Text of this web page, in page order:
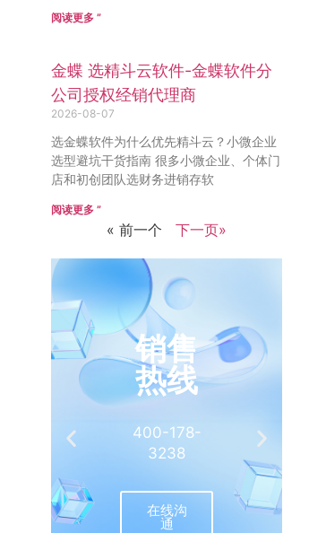
阅读更多 ”
金蝶 选精斗云软件-金蝶软件分
公司授权经销代理商
2026-08-07
选金蝶软件为什么优先精斗云？小微企业
选型避坑干货指南 很多小微企业、个体门
店和初创团队选财务进销存软
阅读更多 ”
« 前一个 下一页»
销售
热线
400-178-
3238
在线沟
通